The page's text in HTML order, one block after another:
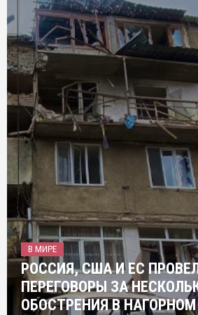
В МИРЕ
РОССИЯ, США И ЕС
ПЕРЕГОВОРЫ ЗА
ОБОСТРЕНИЯ В